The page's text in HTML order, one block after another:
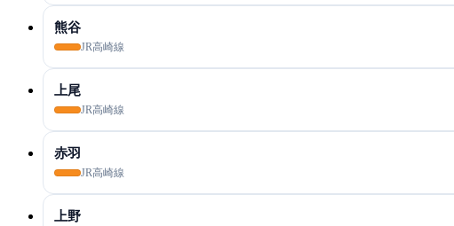
熊谷
JR高崎線
上尾
JR高崎線
赤羽
JR高崎線
上野